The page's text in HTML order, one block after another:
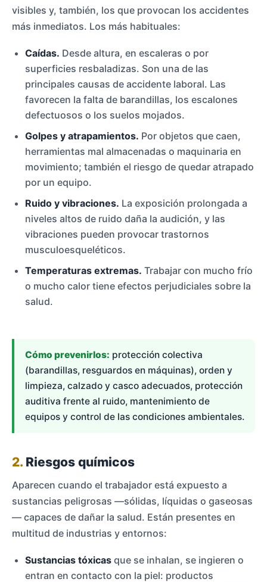
visibles y, también, los que provocan los accidentes
más inmediatos. Los más habituales:
Caídas. Desde altura, en escaleras o por
superficies resbaladizas. Son una de las
principales causas de accidente laboral. Las
favorecen la falta de barandillas, los escalones
defectuosos o los suelos mojados.
Golpes y atrapamientos. Por objetos que caen,
herramientas mal almacenadas o maquinaria en
movimiento; también el riesgo de quedar atrapado
por un equipo.
Ruido y vibraciones. La exposición prolongada a
niveles altos de ruido daña la audición, y las
vibraciones pueden provocar trastornos
musculoesqueléticos.
Temperaturas extremas. Trabajar con mucho frío
o mucho calor tiene efectos perjudiciales sobre la
salud.
Cómo prevenirlos: protección colectiva
(barandillas, resguardos en máquinas), orden y
limpieza, calzado y casco adecuados, protección
auditiva frente al ruido, mantenimiento de
equipos y control de las condiciones ambientales.
2. Riesgos químicos
Aparecen cuando el trabajador está expuesto a
sustancias peligrosas —sólidas, líquidas o gaseosas
— capaces de dañar la salud. Están presentes en
multitud de industrias y entornos:
Sustancias tóxicas que se inhalan, se ingieren o
entran en contacto con la piel: productos